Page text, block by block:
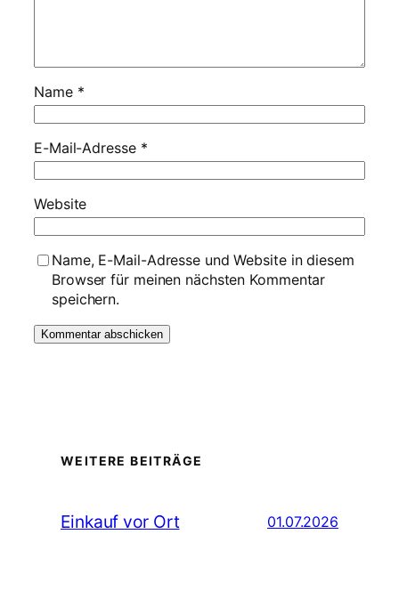
Name *
E-Mail-Adresse *
Website
Name, E-Mail-Adresse und Website in diesem
Browser für meinen nächsten Kommentar
speichern.
WEITERE BEITRÄGE
Einkauf vor Ort 01.07.2026